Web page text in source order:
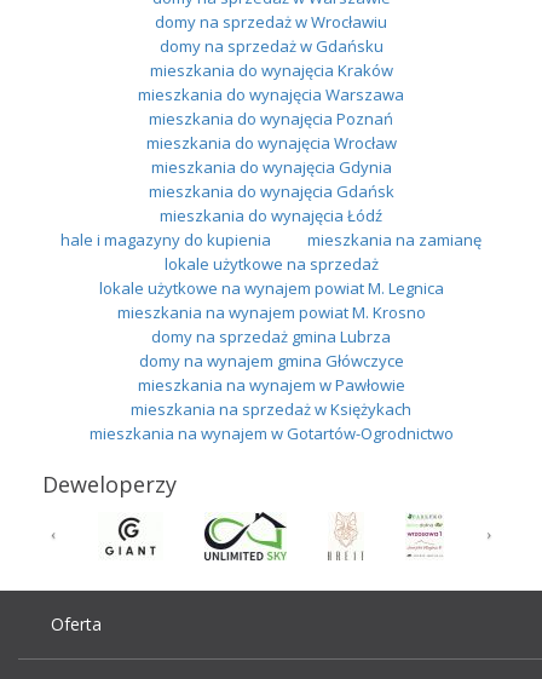
domy na sprzedaż w Wrocławiu
domy na sprzedaż w Gdańsku
mieszkania do wynajęcia Kraków
mieszkania do wynajęcia Warszawa
mieszkania do wynajęcia Poznań
mieszkania do wynajęcia Wrocław
mieszkania do wynajęcia Gdynia
mieszkania do wynajęcia Gdańsk
mieszkania do wynajęcia Łódź
hale i magazyny do kupienia
mieszkania na zamianę
lokale użytkowe na sprzedaż
lokale użytkowe na wynajem powiat M. Legnica
mieszkania na wynajem powiat M. Krosno
domy na sprzedaż gmina Lubrza
domy na wynajem gmina Główczyce
mieszkania na wynajem w Pawłowie
mieszkania na sprzedaż w Księżykach
mieszkania na wynajem w Gotartów-Ogrodnictwo
Deweloperzy
Oferta